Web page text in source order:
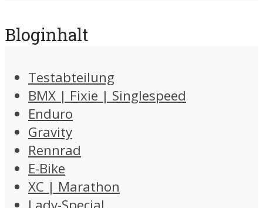
Bloginhalt
Testabteilung
BMX | Fixie | Singlespeed
Enduro
Gravity
Rennrad
E-Bike
XC | Marathon